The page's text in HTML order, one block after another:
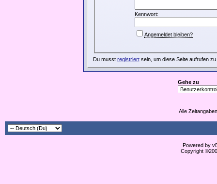
Kennwort:
Angemeldet bleiben?
Du musst registriertsein, um diese Seite aufrufen zu
Gehe zu
Alle
Powered by
Copyright